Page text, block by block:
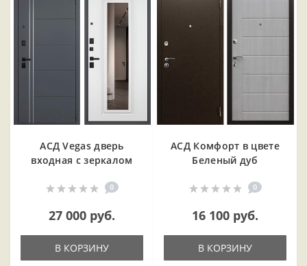
АСД Vegas дверь
входная с зеркалом
0
27 000 руб.
В КОРЗИНУ
АСД Комфорт в цвете
Беленый дуб
0
16 100 руб.
В КОРЗИНУ